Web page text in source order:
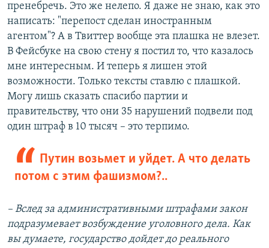
пренебречь. Это же нелепо. Я даже не знаю, как это
написать: "перепост сделан иностранным
агентом"? А в Твиттер вообще эта плашка не влезет.
В Фейсбуке на свою стену я постил то, что казалось
мне интересным. И теперь я лишен этой
возможности. Только тексты ставлю с плашкой.
Могу лишь сказать спасибо партии и
правительству, что они 35 нарушений подвели под
один штраф в 10 тысяч – это терпимо.
Путин возьмет и уйдет. А что делать
потом с этим фашизмом?..
– Вслед за административными штрафами закон
подразумевает возбуждение уголовного дела. Как
вы думаете, государство дойдет до реального